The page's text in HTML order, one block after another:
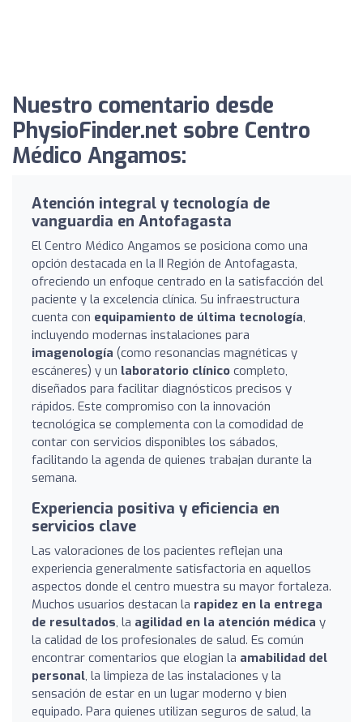
Nuestro comentario desde
PhysioFinder.net sobre Centro
Médico Angamos:
Atención integral y tecnología de
vanguardia en Antofagasta
El Centro Médico Angamos se posiciona como una
opción destacada en la II Región de Antofagasta,
ofreciendo un enfoque centrado en la satisfacción del
paciente y la excelencia clínica. Su infraestructura
cuenta con equipamiento de última tecnología,
incluyendo modernas instalaciones para
imagenología (como resonancias magnéticas y
escáneres) y un laboratorio clínico completo,
diseñados para facilitar diagnósticos precisos y
rápidos. Este compromiso con la innovación
tecnológica se complementa con la comodidad de
contar con servicios disponibles los sábados,
facilitando la agenda de quienes trabajan durante la
semana.
Experiencia positiva y eficiencia en
servicios clave
Las valoraciones de los pacientes reflejan una
experiencia generalmente satisfactoria en aquellos
aspectos donde el centro muestra su mayor fortaleza.
Muchos usuarios destacan la rapidez en la entrega
de resultados, la agilidad en la atención médica y
la calidad de los profesionales de salud. Es común
encontrar comentarios que elogian la amabilidad del
personal, la limpieza de las instalaciones y la
sensación de estar en un lugar moderno y bien
equipado. Para quienes utilizan seguros de salud, la